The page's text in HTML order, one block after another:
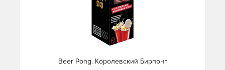
Beer Pong. Королевский Бирпонг